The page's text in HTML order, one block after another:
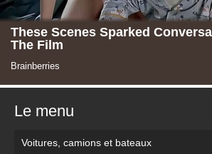
Le menu
Voitures, camions et bateaux